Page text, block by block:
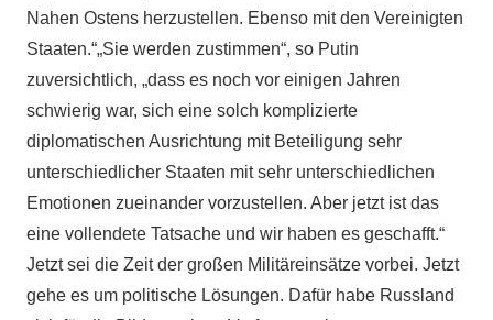
Nahen Ostens herzustellen. Ebenso mit den Vereinigten
Staaten.“„Sie werden zustimmen“, so Putin
zuversichtlich, „dass es noch vor einigen Jahren
schwierig war, sich eine solch komplizierte
diplomatischen Ausrichtung mit Beteiligung sehr
unterschiedlicher Staaten mit sehr unterschiedlichen
Emotionen zueinander vorzustellen. Aber jetzt ist das
eine vollendete Tatsache und wir haben es geschafft.“
Jetzt sei die Zeit der großen Militäreinsätze vorbei. Jetzt
gehe es um politische Lösungen. Dafür habe Russland